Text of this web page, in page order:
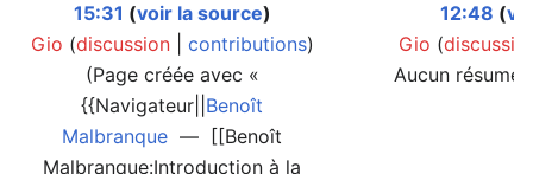
15:31 (voir la source)
Gio (discussion| contributions)
(Page créée avec «
{{Navigateur|| Benoît
Malbranque — [[Benoît
Malbranque:Introduction à la
12:48 (
Gio (
Aucun résumé